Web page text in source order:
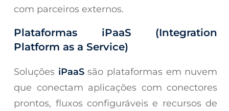
com parceiros externos.
Plataformas iPaaS (Integration
Platform as a Service)
Soluções iPaaSsão plataformas em nuvem
que conectam aplicações com conectores
prontos, fluxos configuráveis e recursos de